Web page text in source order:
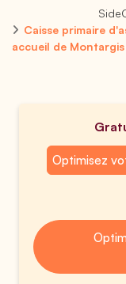
Caisse primaire
accueil de Montargis
Optimisez